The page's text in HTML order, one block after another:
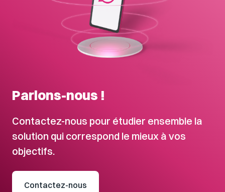
Parlons-nous !
Contactez-nous pour étudier ensemble la
solution qui correspond le mieux à vos
objectifs.
Contactez-nous